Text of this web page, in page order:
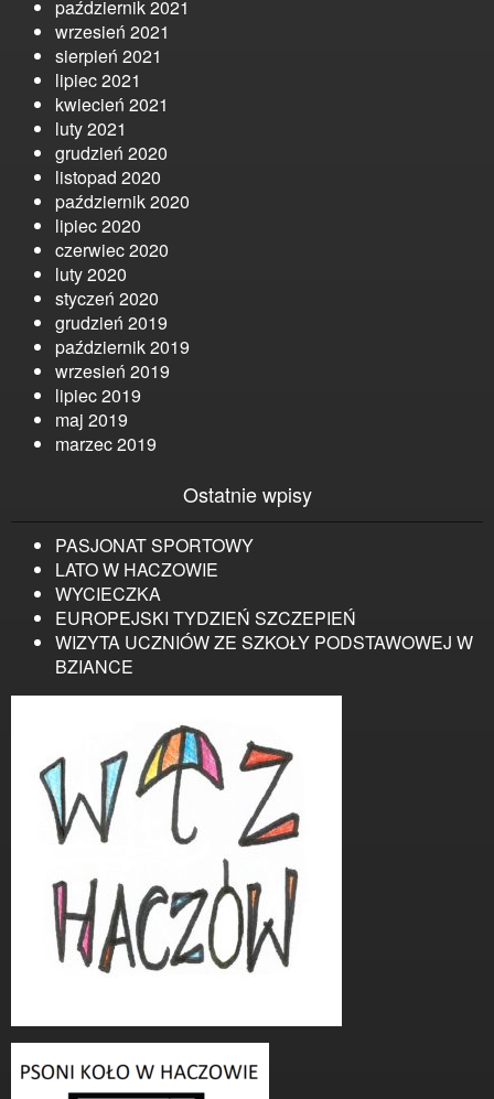
październik 2021
wrzesień 2021
sierpień 2021
lipiec 2021
kwiecień 2021
luty 2021
grudzień 2020
listopad 2020
październik 2020
lipiec 2020
czerwiec 2020
luty 2020
styczeń 2020
grudzień 2019
październik 2019
wrzesień 2019
lipiec 2019
maj 2019
marzec 2019
Ostatnie wpisy
PASJONAT SPORTOWY
LATO W HACZOWIE
WYCIECZKA
EUROPEJSKI TYDZIEŃ SZCZEPIEŃ
WIZYTA UCZNIÓW ZE SZKOŁY PODSTAWOWEJ W
BZIANCE